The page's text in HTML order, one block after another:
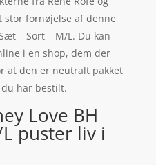
fornøjelse af denne
– Sort – M/L. Du kan
i en shop, dem der
at den er neutralt pakket
har bestilt.
Love BH
puster liv i